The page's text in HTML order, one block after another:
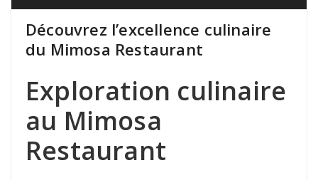
Découvrez l’excellence culinaire
du Mimosa Restaurant
Exploration culinaire
au Mimosa
Restaurant